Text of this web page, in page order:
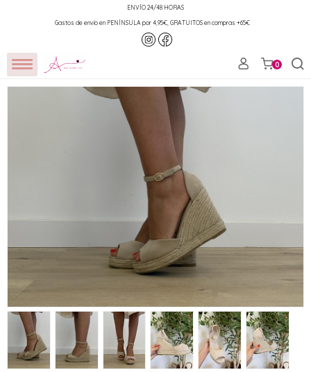
ENVÍO 24/48 HORAS
Gastos de envío en PENÍNSULA por 4,95€, GRATUITOS en compras +65€
0